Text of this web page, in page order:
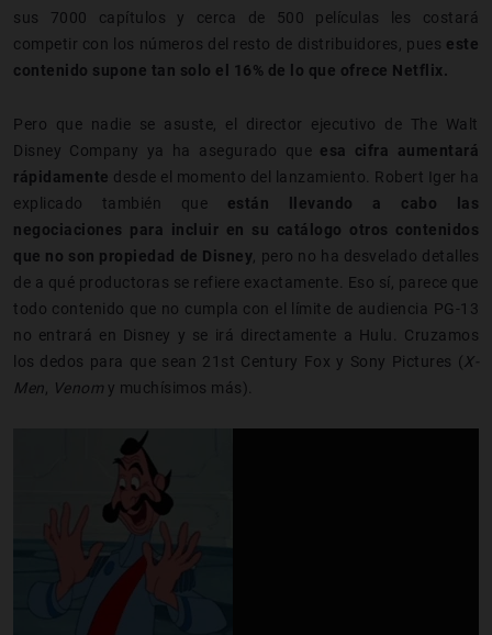
sus 7000 capítulos y cerca de 500 películas les costará
competir con los números del resto de distribuidores, pues este
contenido supone tan solo el 16% de lo que ofrece Netflix.
Pero que nadie se asuste, el director ejecutivo de The Walt
Disney Company ya ha asegurado que esa cifra aumentará
rápidamente desde el momento del lanzamiento. Robert Iger ha
explicado también que están llevando a cabo las
negociaciones para incluir en su catálogo otros contenidos
que no son propiedad de Disney , pero no ha desvelado detalles
de a qué productoras se refiere exactamente. Eso sí, parece que
todo contenido que no cumpla con el límite de audiencia PG-13
no entrará en Disney y se irá directamente a Hulu. Cruzamos
los dedos para que sean 21st Century Fox y Sony Pictures (X-
Men
Venom y muchísimos más).